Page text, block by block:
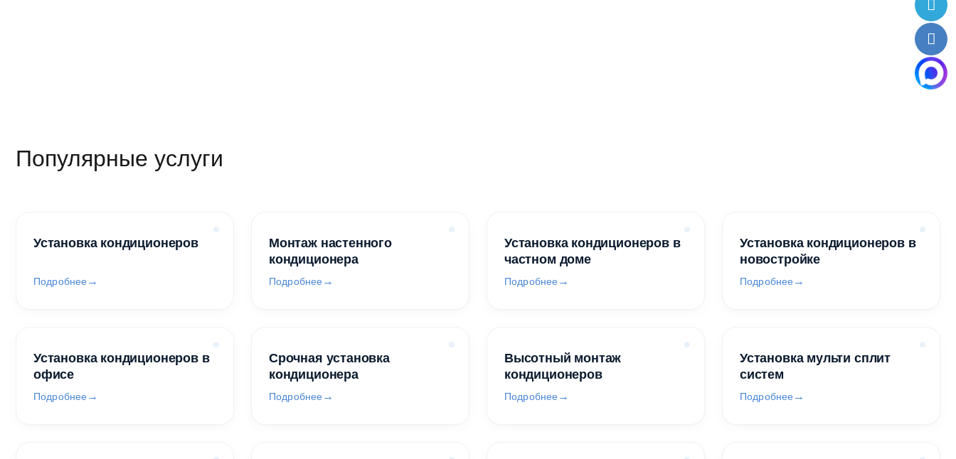
Популярные услуги
Установка кондиционеров
Подробнее
Монтаж настенного
кондиционера
Подробнее
Установка кондиционеров в
частном доме
Подробнее
Установка кондиционеров в
новостройке
Подробнее
Установка кондиционеров в
офисе
Подробнее
Срочная установка
кондиционера
Подробнее
Высотный монтаж
кондиционеров
Подробнее
Установка мульти сплит
систем
Подробнее